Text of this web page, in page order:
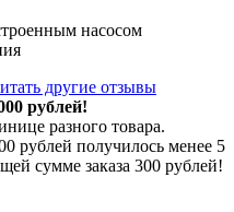
насосом
другие отзывы
рублей!
разного товара.
рублей получилось менее 5
сумме заказа 300 рублей!